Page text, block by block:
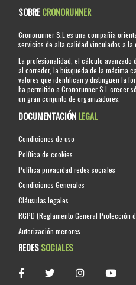
SOBRECRONORUNNER
Cronorunner S.L es una compañia
servicios de alta calidad vinculados a la
La profesionalidad, el cálculo
al corredor, la búsqueda de la máxima
valores que identifican y distinguen la
ha permitido a Cronorunner S.L crecer
un gran conjunto de organizadores.
DOCUMENTACIÓNLEGAL
Condiciones de uso
Política de cookies
Política privacidad redes sociales
Condiciones Generales
Cláusulas legales
RGPD (Reglamento General Protección
Autorización menores
REDESSOCIALES